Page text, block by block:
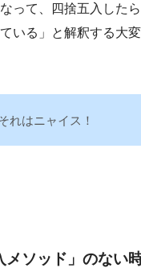
って、四捨五入した
いる」と解釈する大
れはニャイス！
メソッド」のない